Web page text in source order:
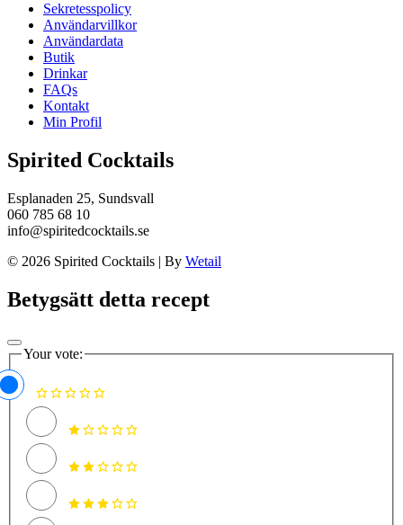
Sekretesspolicy
Användarvillkor
Användardata
Butik
Drinkar
FAQs
Kontakt
Min Profil
Spirited Cocktails
Esplanaden 25, Sundsvall
060 785 68 10
info@spiritedcocktails.se
© 2026 Spirited Cocktails | By Wetail
Betygsätt detta recept
Your vote: